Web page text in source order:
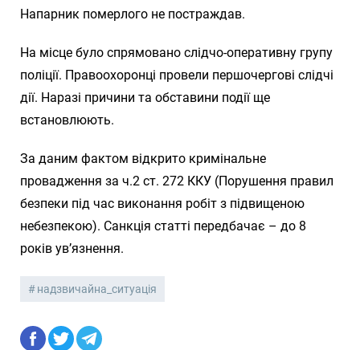
Напарник померлого не постраждав.
На місце було спрямовано слідчо-оперативну групу
поліції. Правоохоронці провели першочергові слідчі
дії. Наразі причини та обставини події ще
встановлюють.
За даним фактом відкрито кримінальне
провадження за ч.2 ст. 272 ККУ (Порушення правил
безпеки під час виконання робіт з підвищеною
небезпекою). Санкція статті передбачає – до 8
років ув’язнення.
надзвичайна_ситуація